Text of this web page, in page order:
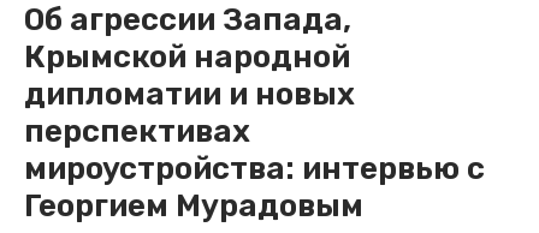
Об агрессии Запада,
Крымской народной
дипломатии и новых
перспективах
мироустройства: интервью с
Георгием Мурадовым